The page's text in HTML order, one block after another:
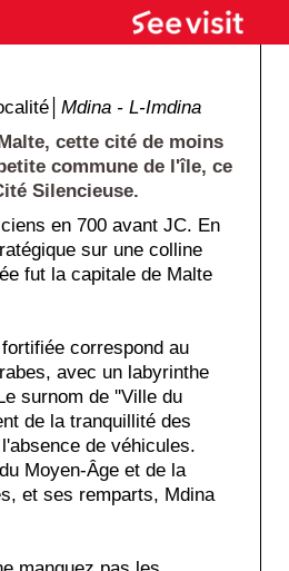
Mdina - L-Imdina
cette cité de moins
commune de l'île, ce
Silencieuse.
en 700 avant JC. En
sur une colline
fut la capitale de Malte
correspond au
avec un labyrinthe
surnom de ''Ville du
de la tranquillité des
de véhicules.
Moyen-Âge et de la
et ses remparts, Mdina